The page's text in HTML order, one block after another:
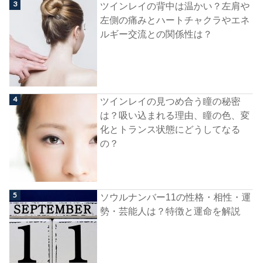
ツインレイの背中は温かい？左肩や
左側の痛みとハートチャクラやエネ
ルギー交流との関係性は？
ツインレイの見つめ合う瞳の秘密
は？吸い込まれる理由、瞳の色、変
化とトランス状態にどうしてなる
の？
ソウルナンバー11の性格・相性・運
勢・芸能人は？特徴と運命を解説